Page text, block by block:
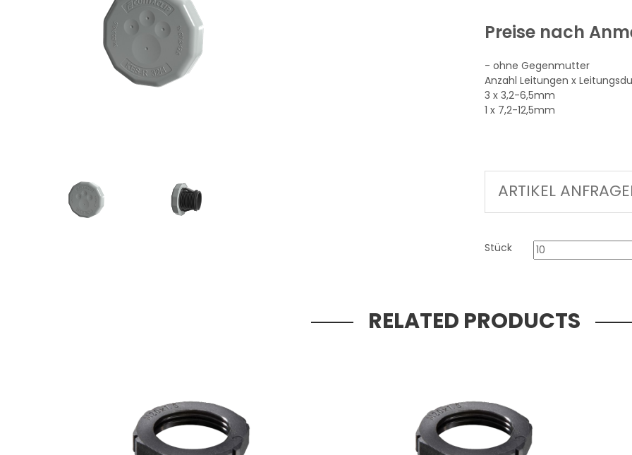
Preise nach
- ohne Gegenmutter
Anzahl Leitungen x
3 x 3,2-6,5mm
1 x 7,2-12,5mm
ARTIKEL
Stück
RELATED PRODUCTS